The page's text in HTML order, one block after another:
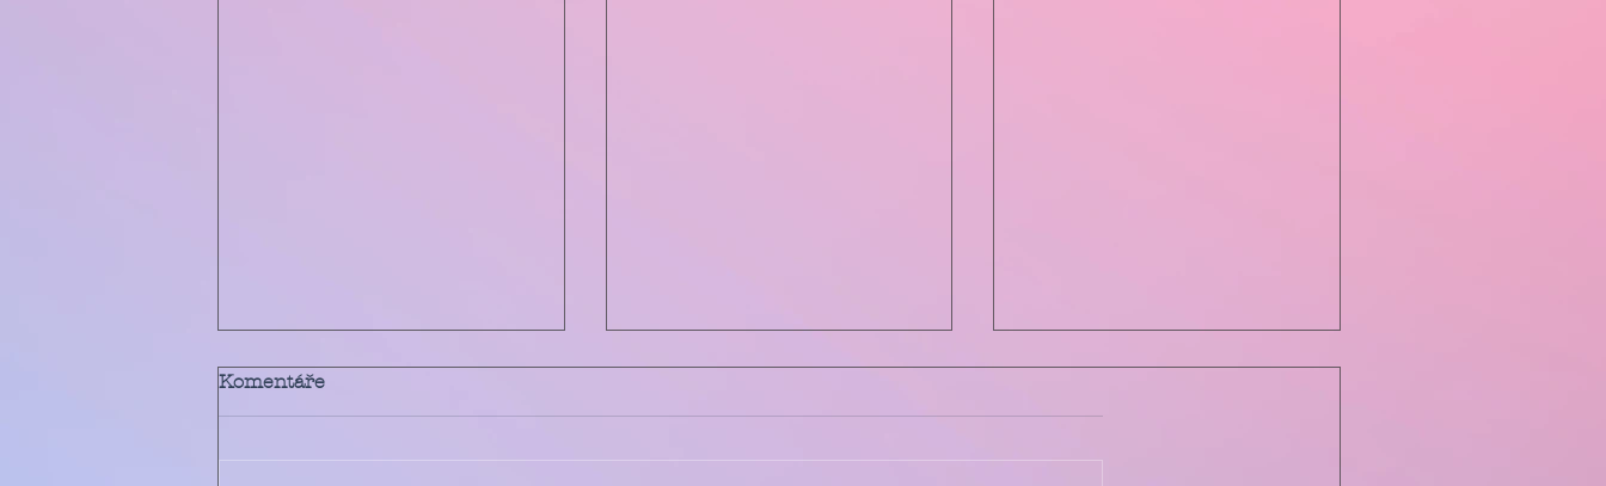
Komentáře